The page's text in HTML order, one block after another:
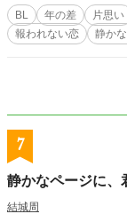
お読
BL 年の差 片思い
報われない恋
静か
7
静かなページに、
結城周